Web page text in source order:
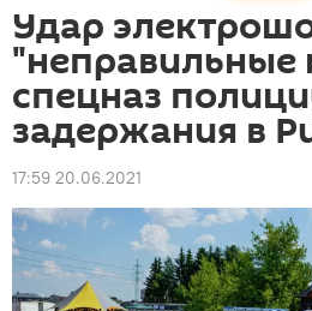
Удар
"неправильные
спецназ
задержания в
17:59 20.06.2021